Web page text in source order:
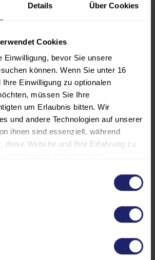
Details Über Cookies
Cookies
Einwilligung, bevor Sie unsere
können. Wenn Sie unter 16
Einwilligung zu optionalen
müssen Sie Ihre
um Erlaubnis bitten. Wir
und andere Technologien auf unserer
ihnen sind essenziell, während
diese Website und Ihre Erfahrung zu
und Inhalte oder die Messung
Inhalten. Weitere Informationen über
Es besteht keine Verpflichtung, in
Sie können Ihre Auswahl jederzeit
Footer) widerrufen oder anpassen.
EUR 1.010,00
für
nach RAL-GZ 507(36228)
(5)
EUR 545,00